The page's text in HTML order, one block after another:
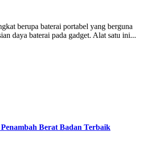
berupa baterai portabel yang berguna
daya baterai pada gadget. Alat satu ini...
Berat Badan Terbaik